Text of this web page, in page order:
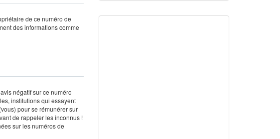
de ce numéro de
des informations comme
négatif sur ce numéro
institutions qui essayent
pour se rémunérer sur
de rappeler les inconnus !
sur les numéros de